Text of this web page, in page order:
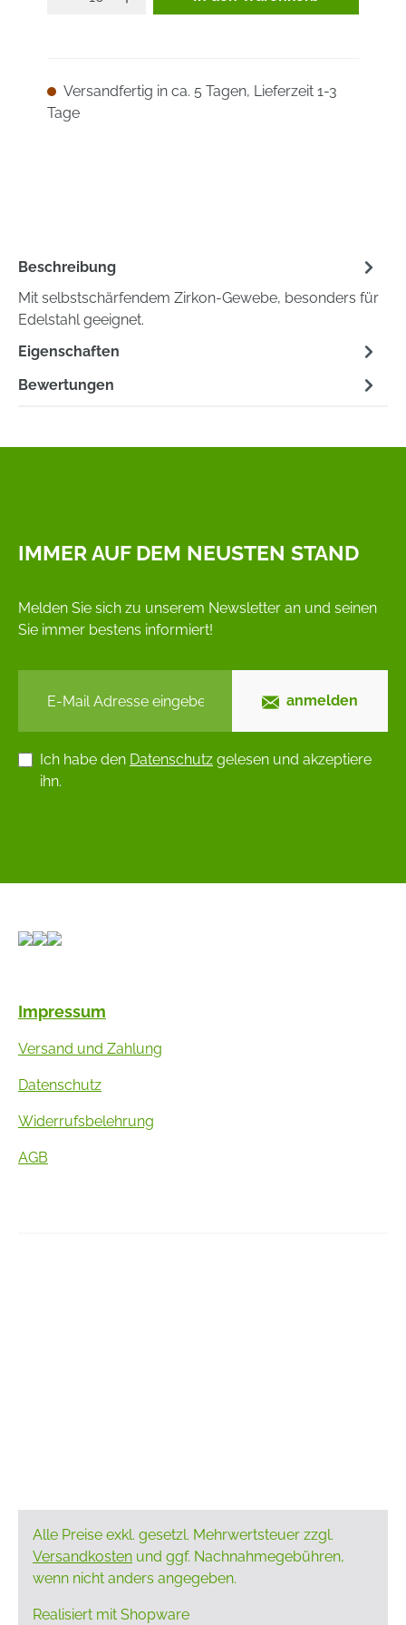
Versandfertig in ca. 5 Tagen, Lieferzeit 1-3
Tage
Beschreibung
Mit selbstschärfendem Zirkon-Gewebe, besonders für
Edelstahl geeignet.
Eigenschaften
Bewertungen
IMMER AUF DEM NEUSTEN STAND
Melden Sie sich zu unserem Newsletter an und seinen
Sie immer bestens informiert!
anmelden
Ich habe den Datenschutz gelesen und akzeptiere
ihn.
Impressum
Versand und Zahlung
Datenschutz
Widerrufsbelehrung
AGB
Alle Preise exkl. gesetzl. Mehrwertsteuer zzgl.
Versandkosten und ggf. Nachnahmegebühren,
wenn nicht anders angegeben.
Realisiert mit Shopware